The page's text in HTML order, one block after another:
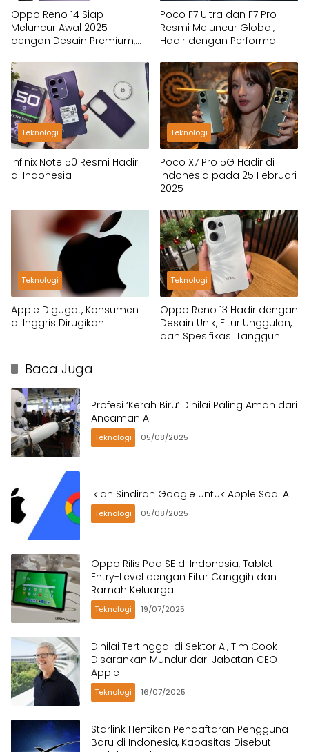
Oppo Reno 14 Siap
Meluncur Awal 2025
dengan Desain Premium,
Tetap Ramah
Poco F7 Ultra dan F7 Pro
Resmi Meluncur Global,
Hadir dengan Performa
Teknologi
Infinix Note 50 Resmi Hadir
di Indonesia
Teknologi
Poco X7 Pro 5G Hadir di
Indonesia pada 25 Februari
2025
Teknologi
Apple Digugat, Konsumen
di Inggris Dirugikan
Teknologi
Oppo Reno 13 Hadir dengan
Desain Unik, Fitur Unggulan,
dan Spesifikasi Tangguh
Baca Juga
Profesi ‘Kerah Biru’ Dinilai Paling Aman dari
Ancaman AI
Teknologi 05/08/2025
Iklan Sindiran Google untuk Apple Soal AI
Teknologi 05/08/2025
Oppo Rilis Pad SE di Indonesia, Tablet
Entry-Level dengan Fitur Canggih dan
Ramah Keluarga
Teknologi 19/07/2025
Dinilai Tertinggal di Sektor AI, Tim Cook
Disarankan Mundur dari Jabatan CEO
Apple
Teknologi 16/07/2025
Starlink Hentikan Pendaftaran Pengguna
Baru di Indonesia, Kapasitas Disebut